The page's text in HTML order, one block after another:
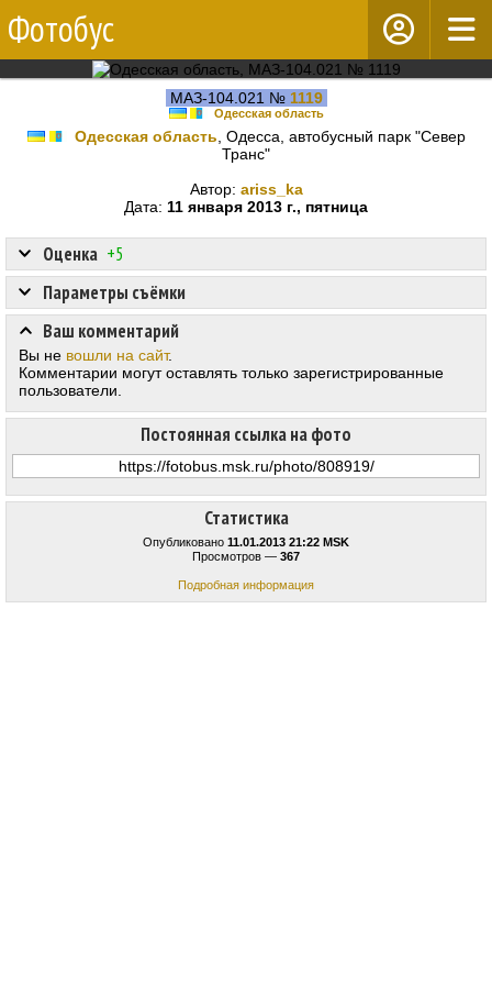
Фотобус
МАЗ-104.021 № 1119
Одесская область
Одесская область , Одесса, автобусный парк "Север
Транс"
Автор: ariss_ka
Дата: 11 января 2013 г., пятница
Статистика
Опубликовано 11.01.2013 21:22 MSK
Просмотров — 367
Подробная информация
Оценка +5
Постоянная ссылка на фото
Параметры съёмки
Ваш комментарий
Вы не вошли на сайт.
Комментарии могут оставлять только зарегистрированные
пользователи.